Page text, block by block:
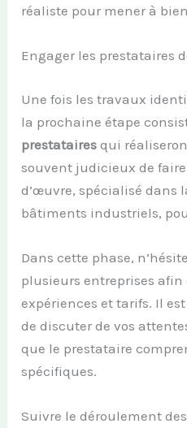
réaliste pour mener à
Engager les prestataires
Une fois les travaux
la prochaine étape
prestataires qui
souvent judicieux de
d’œuvre, spécialisé dans
bâtiments industriels,
Dans cette phase,
plusieurs entreprises afin
expériences et tarifs. Il
de discuter de vos
que le prestataire
spécifiques.
Suivre le déroulement